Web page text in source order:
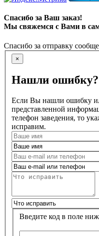
Спасибо за Ваш заказ!
Мы свяжемся с Вами в
Спасибо за отправку
×
Нашли ошибку?
Если Вы нашли ошибку
представленной
телефон заведения, то
исправим.
Введите код в поле